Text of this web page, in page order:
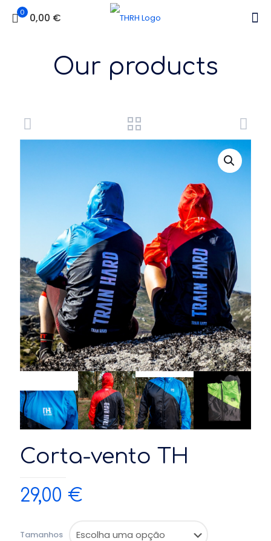
0 0,00 €
Our products
Corta-vento TH
29,00 €
Tamanhos